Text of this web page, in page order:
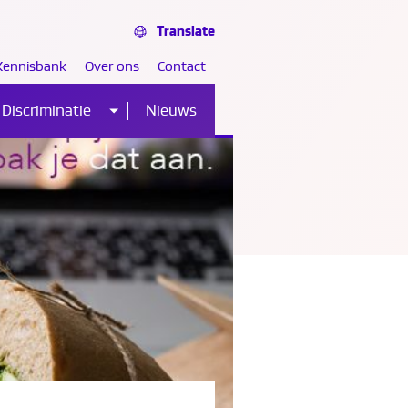
Discriminatie
Sub
menu
Nieuws
Over ons Contact
Translate